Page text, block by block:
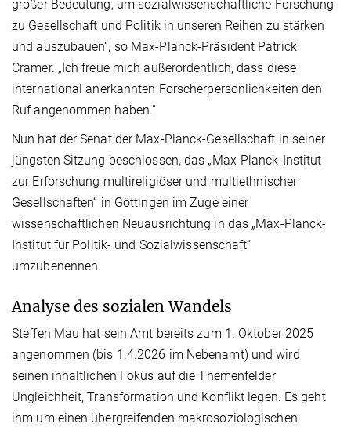
großer Bedeutung, um sozialwissenschaftliche Forschung
zu Gesellschaft und Politik in unseren Reihen zu stärken
und auszubauen“, so Max-Planck-Präsident Patrick
Cramer. „Ich freue mich außerordentlich, dass diese
international anerkannten Forscherpersönlichkeiten den
Ruf angenommen haben.“
Nun hat der Senat der Max-Planck-Gesellschaft in seiner
jüngsten Sitzung beschlossen, das „Max-Planck-Institut
zur Erforschung multireligiöser und multiethnischer
Gesellschaften“ in Göttingen im Zuge einer
wissenschaftlichen Neuausrichtung in das „Max-Planck-
Institut für Politik- und Sozialwissenschaft“
umzubenennen.
Analyse des sozialen Wandels
Steffen Mau hat sein Amt bereits zum 1. Oktober 2025
angenommen (bis 1.4.2026 im Nebenamt) und wird
seinen inhaltlichen Fokus auf die Themenfelder
Ungleichheit, Transformation und Konflikt legen. Es geht
ihm um einen übergreifenden makrosoziologischen